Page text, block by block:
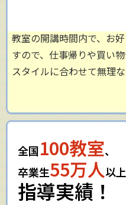
教室の開講時間内で、お
すので、仕事帰りや買い
スタイルに合わせて無理な
全国100教室、
卒業生55万人以
指導実績！